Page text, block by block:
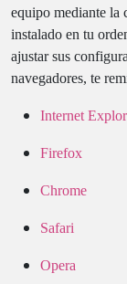
equipo mediante la
instalado en tu
ajustar sus
navegadores, te
Internet
Firefox
Chrome
Safari
Opera